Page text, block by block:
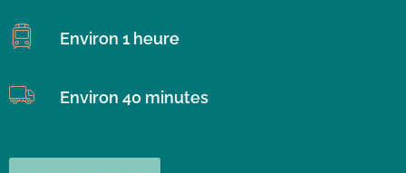
Environ 1 heure
Environ 40 minutes